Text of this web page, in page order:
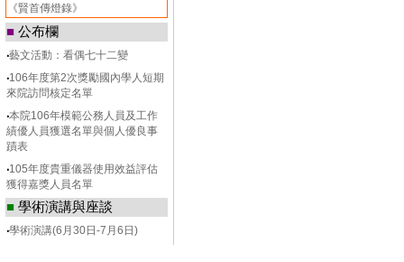
《賢首傳燈錄》
■ 公布欄
‧藝文活動：看偶七十二變
‧106年度第2次獎勵國內學人短期
來院訪問核定名單
‧本院106年模範公務人員及工作
績優人員獲選名單與個人優良事
蹟表
‧105年度貴重儀器使用效益評估
獲得嘉獎人員名單
■ 學術演講與座談
‧學術演講(6月30日-7月6日)